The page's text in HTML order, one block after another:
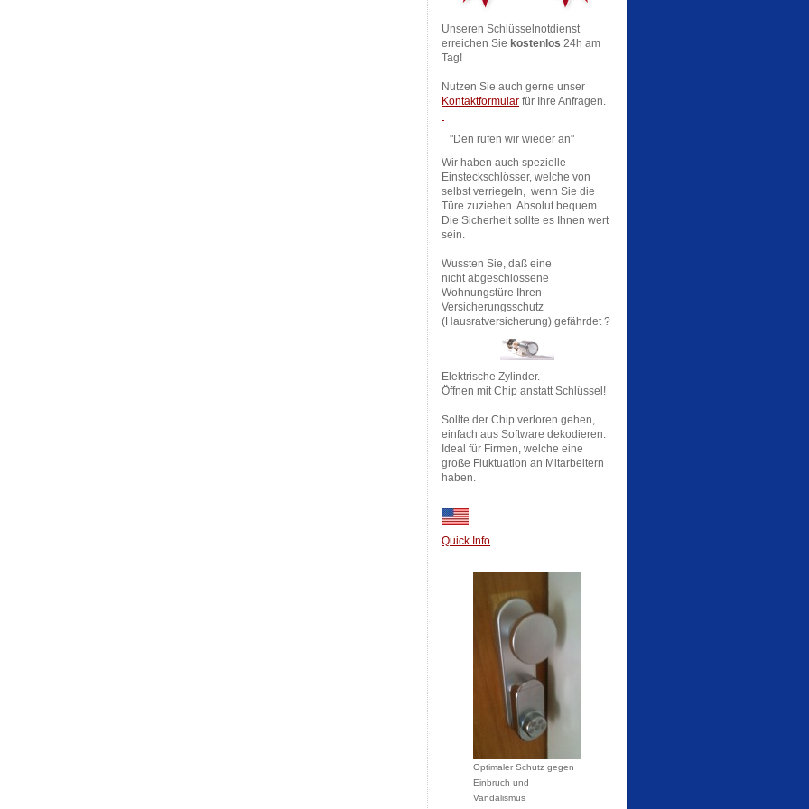
Unseren Schlüsselnotdienst
erreichen Sie kostenlos 24h am
Tag!
Nutzen Sie auch gerne unser
Kontaktformular für Ihre Anfragen.
"Den rufen wir wieder an"
Wir haben auch spezielle
Einsteckschlösser, welche von
selbst verriegeln, wenn Sie die
Türe zuziehen. Absolut bequem.
Die Sicherheit sollte es Ihnen wert
sein.
Wussten Sie, daß eine
nicht abgeschlossene
Wohnungstüre Ihren
Versicherungsschutz
(Hausratversicherung) gefährdet ?
Elektrische Zylinder.
Öffnen mit Chip anstatt Schlüssel!
Sollte der Chip verloren gehen,
einfach aus Software dekodieren.
Ideal für Firmen, welche eine
große Fluktuation an Mitarbeitern
haben.
Quick Info
Optimaler Schutz gegen
Einbruch und
Vandalismus